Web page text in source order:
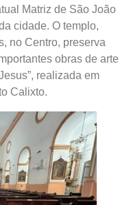
Matriz de São João
cidade. O templo,
no Centro, preserva
obras de arte
realizada em
Calixto.